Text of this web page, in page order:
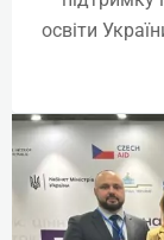
освіти